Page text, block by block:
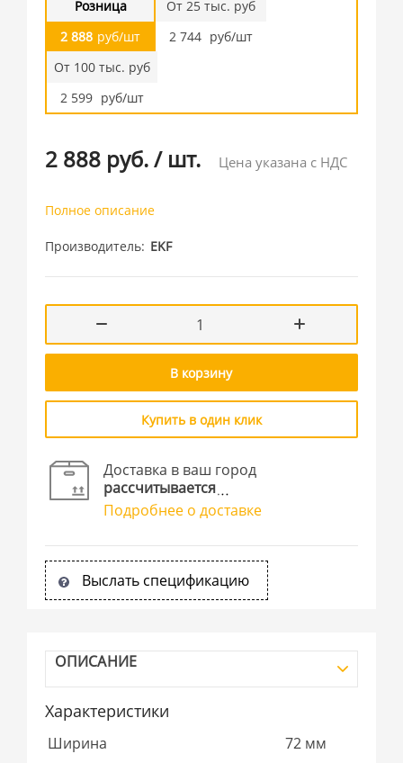
Розница
2 888 руб/шт
От 25 тыс. руб
2 744 руб/шт
От 100 тыс. руб
2 599 руб/шт
2 888 руб./ шт. Цена указана с НДС
Полное описание
Производитель EKF
В корзину
Купить в один клик
Доставка в ваш город
рассчитывается
Подробнее о доставке
Выслать спецификацию
ОПИСАНИЕ
Характеристики
Ширина
72 мм